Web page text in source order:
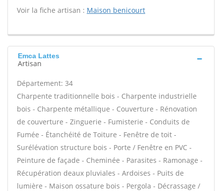
Voir la fiche artisan : Maison benicourt
Emca Lattes
Artisan
Département: 34
Charpente traditionnelle bois - Charpente industrielle
bois - Charpente métallique - Couverture - Rénovation
de couverture - Zinguerie - Fumisterie - Conduits de
Fumée - Étanchéité de Toiture - Fenêtre de toit -
Surélévation structure bois - Porte / Fenêtre en PVC -
Peinture de façade - Cheminée - Parasites - Ramonage -
Récupération deaux pluviales - Ardoises - Puits de
lumière - Maison ossature bois - Pergola - Décrassage /